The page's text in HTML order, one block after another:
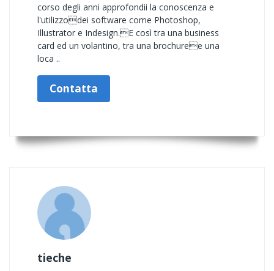
corso degli anni approfondii la conoscenza e
l'utilizzodei software come Photoshop,
Illustrator e Indesign.E così tra una business
card ed un volantino, tra una brochuree una
loca ..
Contatta
tieche